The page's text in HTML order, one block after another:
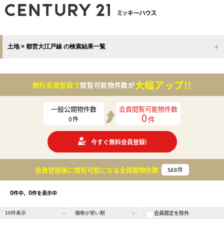
土地 × 都営大江戸線 の検索結果一覧
無料会員登録で閲覧可能物件数が大幅アップ!!
一般公開物件数
0件
会員閲覧可能物件数
0件
今すぐ無料会員登録!
会員登録後に閲覧可能になる全掲載物件数 588件
0件中、 0件を表示中
会員限定を除外